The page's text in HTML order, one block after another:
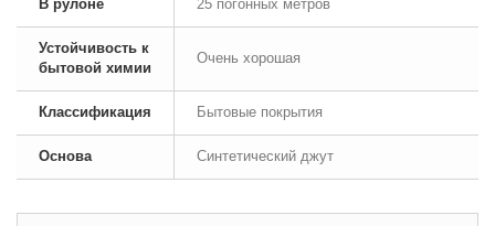
В рулоне 25 погонных метров
Устойчивость к
бытовой химии
Очень хорошая
Классификация Бытовые покрытия
Основа Синтетический джут